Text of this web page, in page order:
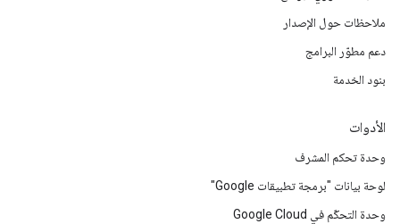
ملاحظات حول الإصدار
دعم مطوّر البرامج
بنود الخدمة
الأدوات
وحدة تحكم المشرف
لوحة بيانات "برمجة تطبيقات Google"
وحدة التحكّم في Google Cloud